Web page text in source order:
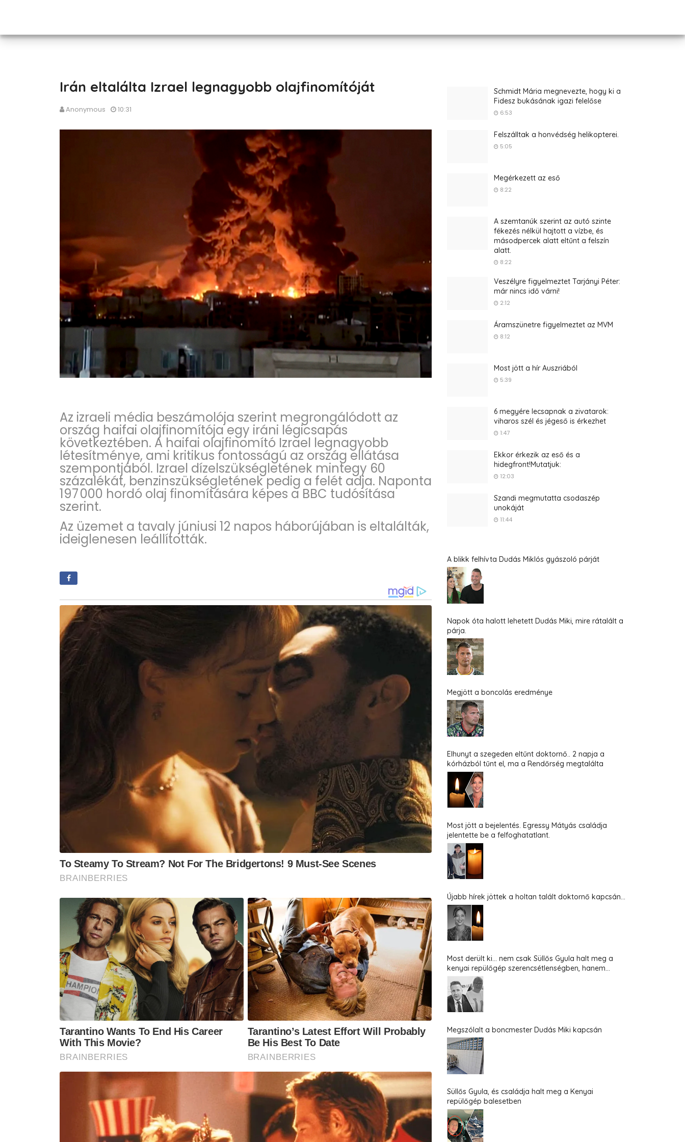
Irán eltalálta Izrael legnagyobb olajfinomítóját
Anonymous 10:31
Az izraeli média beszámolója szerint megrongálódott az
ország haifai olajfinomítója egy iráni légicsapás
következtében. A haifai olajfinomító Izrael legnagyobb
létesítménye, ami kritikus fontosságú az ország ellátása
szempontjából. Izrael dízelszükségletének mintegy 60
százalékát, benzinszükségletének pedig a felét adja. Naponta
197 000 hordó olaj finomítására képes a BBC tudósítása
szerint.
Az üzemet a tavaly júniusi 12 napos háborújában is eltalálták,
ideiglenesen leállították.
Schmidt Mária megnevezte, hogy ki a
Fidesz bukásának igazi felelőse
6:53
Felszálltak a honvédség helikopterei.
5:05
Megérkezett az eső
8:22
A szemtanúk szerint az autó szinte
fékezés nélkül hajtott a vízbe, és
másodpercek alatt eltűnt a felszín
alatt.
8:22
Veszélyre figyelmeztet Tarjányi Péter:
már nincs idő várni!
2:12
Áramszünetre figyelmeztet az MVM
8:12
Most jött a hír Auszriából
5:39
6 megyére lecsapnak a zivatarok:
viharos szél és jégeső is érkezhet
1:47
Ekkor érkezik az eső és a
hidegfront!Mutatjuk:
12:03
Szandi megmutatta csodaszép
unokáját
11:44
A blikk felhívta Dudás Miklós gyászoló párját
Napok óta halott lehetett Dudás Miki, mire rátalált a
párja.
Megjött a boncolás eredménye
Elhunyt a szegeden eltűnt doktornő.. 2 napja a
kórházból tűnt el, ma a Rendőrség megtalálta
Most jött a bejelentés. Egressy Mátyás családja
jelentette be a felfoghatatlant.
Újabb hírek jöttek a holtan talált doktornő kapcsán...
Most derült ki... nem csak Süllős Gyula halt meg a
kenyai repülőgép szerencsétlenségben, hanem...
Megszólalt a boncmester Dudás Miki kapcsán
Süllős Gyula, és családja halt meg a Kenyai
repülőgép balesetben